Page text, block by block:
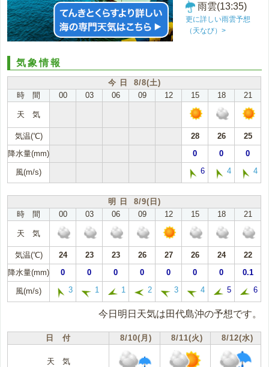
雨雲(13:35)
更に詳しい雨雲予想
（天なび）>
気象情報
今 日 8/8(土)
時 間
00 03 06 09 12 15 18 21
天 気
気温(℃) 28 26
25
降水量(mm)
0 0 0
風(m/s) 6 4 4
明 日 8/9(日)
時 間
00 03 06 09 12 15 18 21
天 気
気温(℃) 24 23 23 26 27 26 24
22
降水量(mm)
0 0 0 0 0 0 0 0.1
風(m/s) 3 1 1 2 3 4 5 6
今日明日天気は田代島沖の予想です。
日 付 8/10(月) 8/11(火) 8/12(水)
天 気